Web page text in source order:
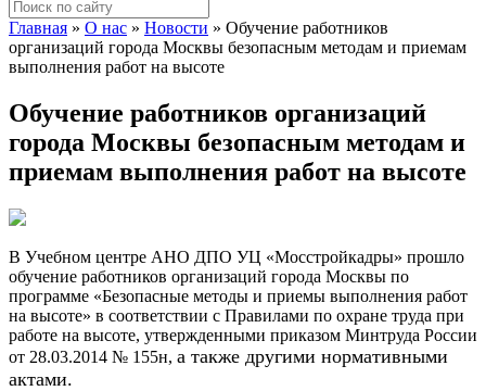
Главная » О нас » Новости » Обучение работников
организаций города Москвы безопасным методам и приемам
выполнения работ на высоте
Обучение работников организаций
города Москвы безопасным методам и
приемам выполнения работ на высоте
В Учебном центре АНО ДПО УЦ «Мосстройкадры» прошло
обучение работников организаций города Москвы по
программе «Безопасные методы и приемы выполнения работ
на высоте» в соответствии с Правилами по охране труда при
работе на высоте, утвержденными приказом Минтруда России
от 28.03.2014 № 155н, а также другими нормативными
актами.